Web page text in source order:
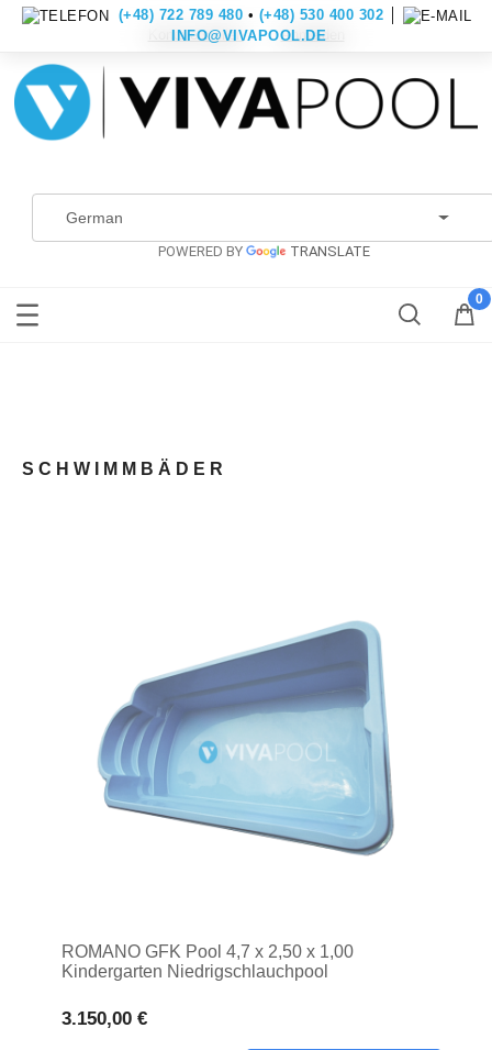
Konto erstellen Anmelden
POWERED BY TRANSLATE
(+48) 722 789 480 • (+48) 530 400 302
INFO@VIVAPOOL.DE
SCHWIMMBÄDER
ROMANO GFK Pool 4,7 x 2,50 x 1,00
Kindergarten Niedrigschlauchpool
3.150,00 €